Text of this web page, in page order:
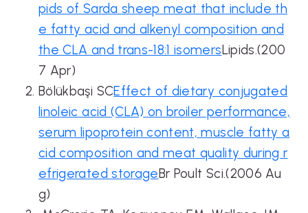
pids of Sarda sheep meat that include th
e fatty acid and alkenyl composition and
the CLA and trans-18:1 isomersLipids.(200
7 Apr)
Bölükbaşi SCEffect of dietary conjugated
linoleic acid (CLA) on broiler performance,
serum lipoprotein content, muscle fatty a
cid composition and meat quality during r
efrigerated storageBr Poult Sci.(2006 Au
g)